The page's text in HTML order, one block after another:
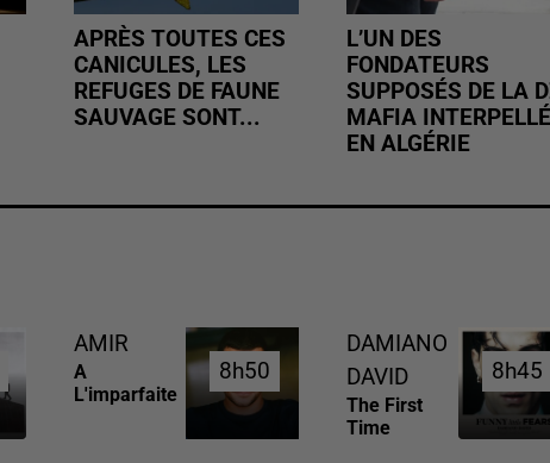
APRÈS TOUTES CES
CANICULES, LES
REFUGES DE FAUNE
SAUVAGE SONT...
L’UN DES
FONDATEURS
SUPPOSÉS DE LA
MAFIA INTERPELLÉ
EN ALGÉRIE
AMIR
A
L'imparfaite
8h50
8h50
DAMIANO
DAVID
The First
Time
8h45
8h45